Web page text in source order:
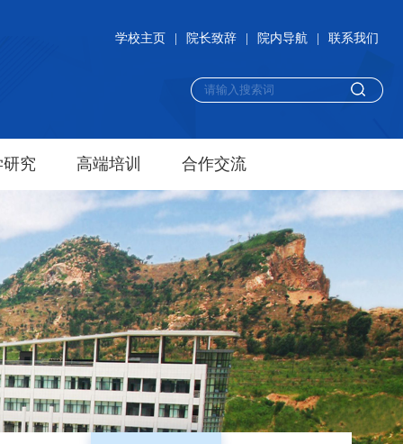
学校主页 院长致辞 院内导航 联系我们
究 高端培训 合作交流